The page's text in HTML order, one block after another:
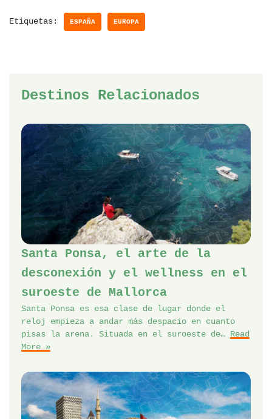
Etiquetas: ESPAÑA EUROPA
Destinos Relacionados
Santa Ponsa, el arte de la
desconexión y el wellness en el
suroeste de Mallorca
Santa Ponsa es esa clase de lugar donde el
reloj empieza a andar más despacio en cuanto
pisas la arena. Situada en el suroeste de… Read
More »